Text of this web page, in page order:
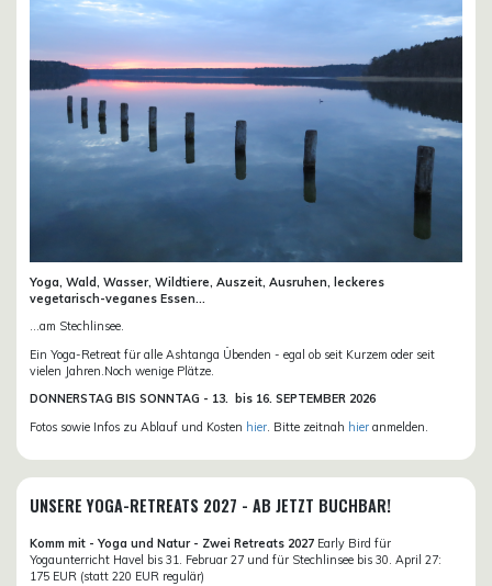
Yoga, Wald, Wasser, Wildtiere, Auszeit, Ausruhen, leckeres
vegetarisch-veganes Essen...
...am Stechlinsee.
Ein Yoga-Retreat für alle Ashtanga Übenden - egal ob seit Kurzem oder seit
vielen Jahren.Noch wenige Plätze.
DONNERSTAG BIS SONNTAG - 13. bis 16. SEPTEMBER 2026
Fotos sowie Infos zu Ablauf und Kosten hier . Bitte zeitnah hier anmelden.
UNSERE YOGA-RETREATS 2027 - AB JETZT BUCHBAR!
Komm mit - Yoga und Natur - Zwei Retreats 2027 Early Bird für
Yogaunterricht Havel bis 31. Februar 27 und für Stechlinsee bis 30. April 27:
175 EUR (statt 220 EUR regulär)